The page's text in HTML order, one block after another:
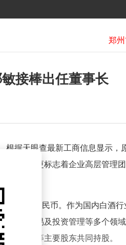
接棒出任董事长
根据天眼查最新工商信息显示，
此次变更标志着企业高层管理
亿元人民币。作为国内白酒行
出口贸易及投资管理等多个领域
限公司等主要股东共同持股。